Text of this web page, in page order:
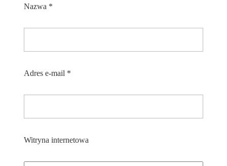
Nazwa *
Adres e-mail *
Witryna internetowa